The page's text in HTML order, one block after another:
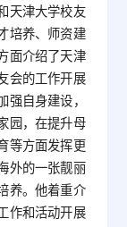
天津大学校友
培养、师资建
面介绍了天津
会的工作开展
自身建设，
园，在提升母
等方面发挥更
外的一张靓丽
养。他着重介
作和活动开展